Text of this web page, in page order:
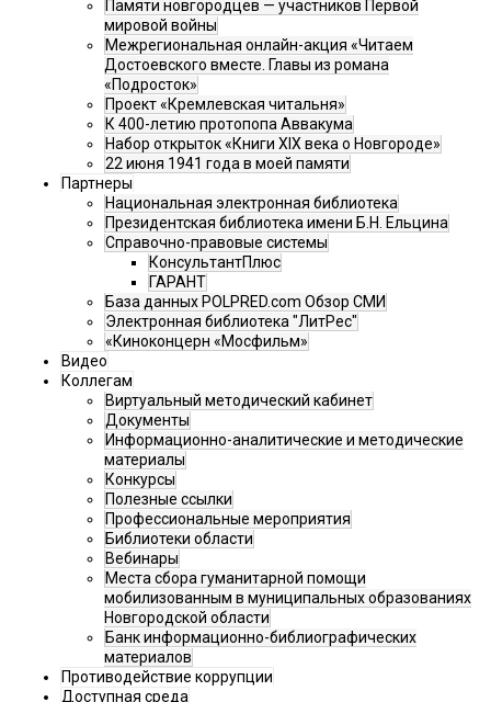
Памяти новгородцев — участников Первой
мировой войны
Межрегиональная онлайн-акция «Читаем
Достоевского вместе. Главы из романа
«Подросток»
Проект «Кремлевская читальня»
К 400-летию протопопа Аввакума
Набор открыток «Книги XIX века о Новгороде»
22 июня 1941 года в моей памяти
Партнеры
Национальная электронная библиотека
Президентская библиотека имени Б.Н. Ельцина
Справочно-правовые системы
КонсультантПлюс
ГАРАНТ
База данных POLPRED.com Обзор СМИ
Электронная библиотека "ЛитРес"
«Киноконцерн «Мосфильм»
Видео
Коллегам
Виртуальный методический кабинет
Документы
Информационно-аналитические и методические
материалы
Конкурсы
Полезные ссылки
Профессиональные мероприятия
Библиотеки области
Вебинары
Места сбора гуманитарной помощи
мобилизованным в муниципальных образованиях
Новгородской области
Банк информационно-библиографических
материалов
Противодействие коррупции
Доступная среда